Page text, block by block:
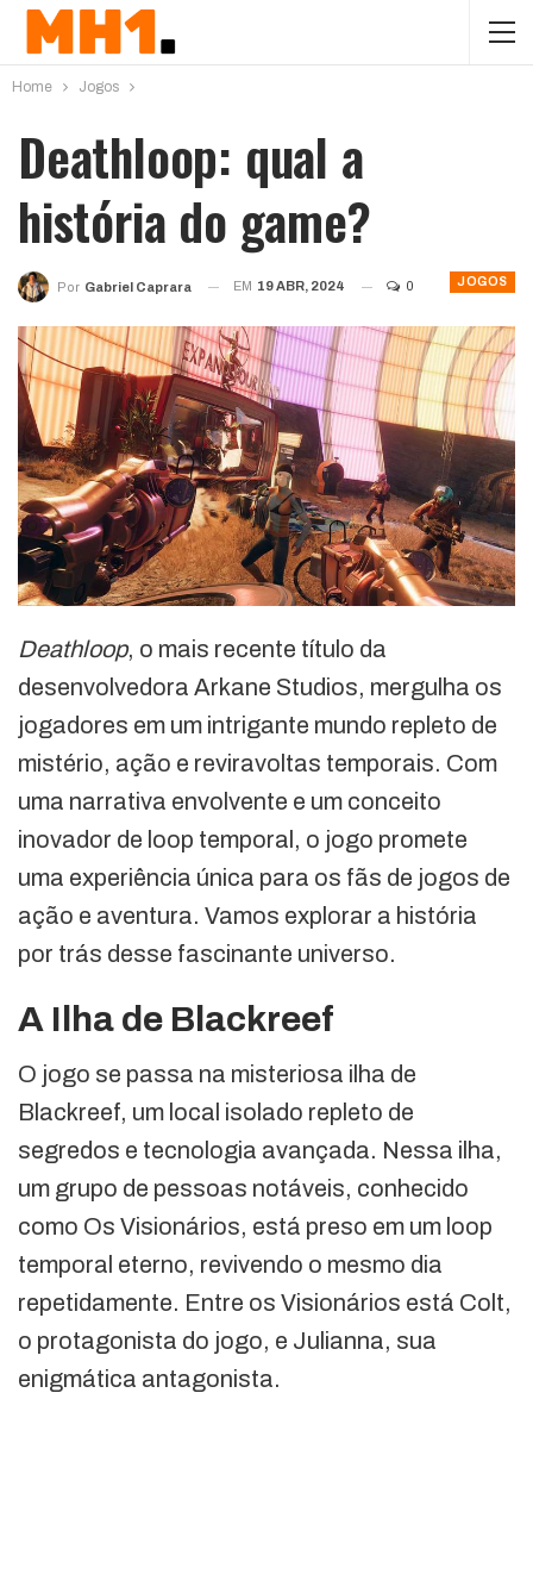
Home Jogos
Deathloop: qual a
história do game?
JOGOS
Por Gabriel Caprara EM 19 ABR, 2024 0
Deathloop, o mais recente título da
desenvolvedora Arkane Studios, mergulha os
jogadores em um intrigante mundo repleto de
mistério, ação e reviravoltas temporais. Com
uma narrativa envolvente e um conceito
inovador de loop temporal, o jogo promete
uma experiência única para os fãs de jogos de
ação e aventura. Vamos explorar a história
por trás desse fascinante universo.
A Ilha de Blackreef
O jogo se passa na misteriosa ilha de
Blackreef, um local isolado repleto de
segredos e tecnologia avançada. Nessa ilha,
um grupo de pessoas notáveis, conhecido
como Os Visionários, está preso em um loop
temporal eterno, revivendo o mesmo dia
repetidamente. Entre os Visionários está Colt,
o protagonista do jogo, e Julianna, sua
enigmática antagonista.